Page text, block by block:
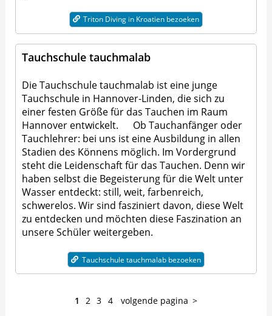
Triton Diving in Kroatien bezoeken
Tauchschule tauchmalab
Die Tauchschule tauchmalab ist eine junge
Tauchschule in Hannover-Linden, die sich zu
einer festen Größe für das Tauchen im Raum
Hannover entwickelt. Ob Tauchanfänger oder
Tauchlehrer: bei uns ist eine Ausbildung in allen
Stadien des Könnens möglich. Im Vordergrund
steht die Leidenschaft für das Tauchen. Denn wir
haben selbst die Begeisterung für die Welt unter
Wasser entdeckt: still, weit, farbenreich,
schwerelos. Wir sind fasziniert davon, diese Welt
zu entdecken und möchten diese Faszination an
unsere Schüler weitergeben.
Tauchschule tauchmalab bezoeken
1 2 3 4 volgende pagina